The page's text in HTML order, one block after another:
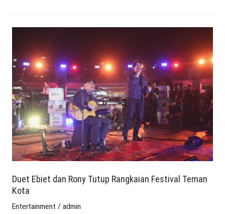
Duet Ebiet dan Rony Tutup Rangkaian Festival Teman
Kota
Entertainment / admin
dan
Rony
Tutup
Rangkaian
Festival
Teman
Kota